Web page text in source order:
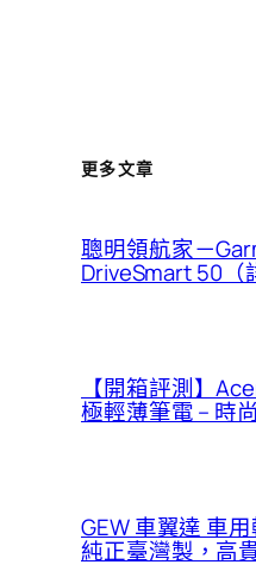
更多文章
聰明領航家－
DriveSmart 50（
【開箱評測】
極輕薄筆電 – 時
GEW 車翼達 車
純正臺灣製，高